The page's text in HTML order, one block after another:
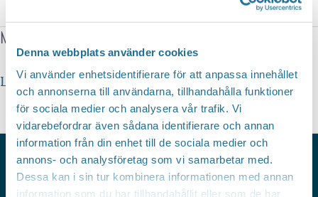
Denna webbplats använder cookies
Vi använder enhetsidentifierare för att anpassa innehållet
och annonserna till användarna, tillhandahålla funktioner
för sociala medier och analysera vår trafik. Vi
vidarebefordrar även sådana identifierare och annan
information från din enhet till de sociala medier och
annons- och analysföretag som vi samarbetar med.
Dessa kan i sin tur kombinera informationen med annan
information som du har tillhandahållit eller som de har
Brunn
Medevi ProSalus AB
Medevi
ProSalus
Läs mer »
HITTAR DU INTE VAD DU SÖKER?